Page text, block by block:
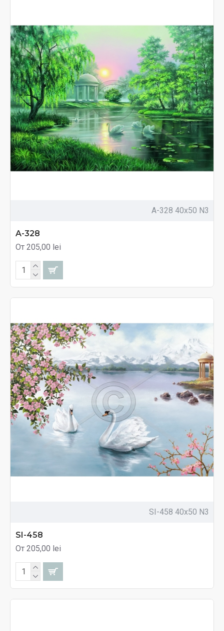
A-328 40x50 N3
A-328
От 205,00 lei
SI-458 40x50 N3
SI-458
От 205,00 lei